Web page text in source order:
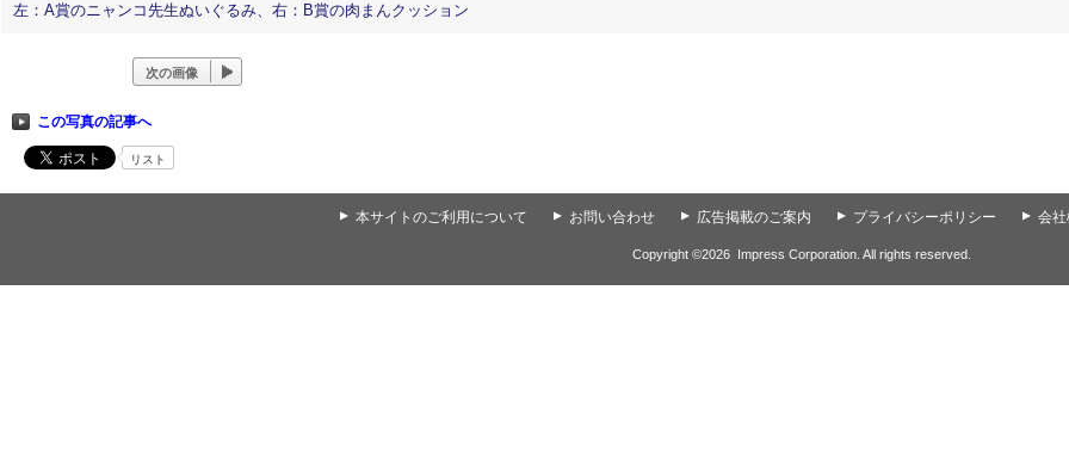
左：A賞のニャンコ先生ぬいぐるみ、右：B賞の肉まんクッション
次の画像
この写真の記事へ
リスト
▲ 本サイトのご利用について ▲ お問い合わせ ▲ 広告掲載のご案内 ▲ プライバシーポリシー ▲ 会
Copyright ©2026 Impress Corporation. All rights reserved.